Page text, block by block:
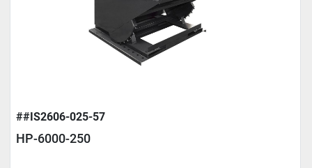
##IS2606-025-57
HP-6000-250